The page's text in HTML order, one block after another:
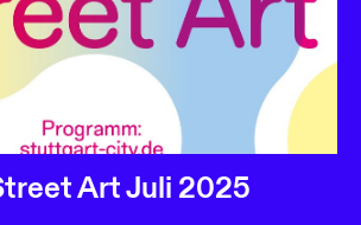
Art Juli 2025